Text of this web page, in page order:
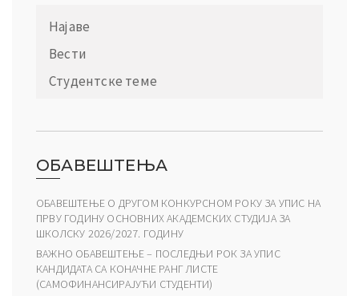
Најаве
Вести
Студентске теме
ОБАВЕШТЕЊА
ОБАВЕШТЕЊЕ О ДРУГОМ КОНКУРСНОМ РОКУ ЗА УПИС НА
ПРВУ ГОДИНУ ОСНОВНИХ АКАДЕМСКИХ СТУДИЈА ЗА
ШКОЛСКУ 2026/2027. ГОДИНУ
ВАЖНО ОБАВЕШТЕЊЕ – ПОСЛЕДЊИ РОК ЗА УПИС
КАНДИДАТА СА КОНАЧНЕ РАНГ ЛИСТЕ
(САМОФИНАНСИРАЈУЋИ СТУДЕНТИ)